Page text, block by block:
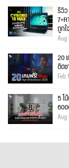
รีวิ
ถูก
20
ติด
Feb
5 โ